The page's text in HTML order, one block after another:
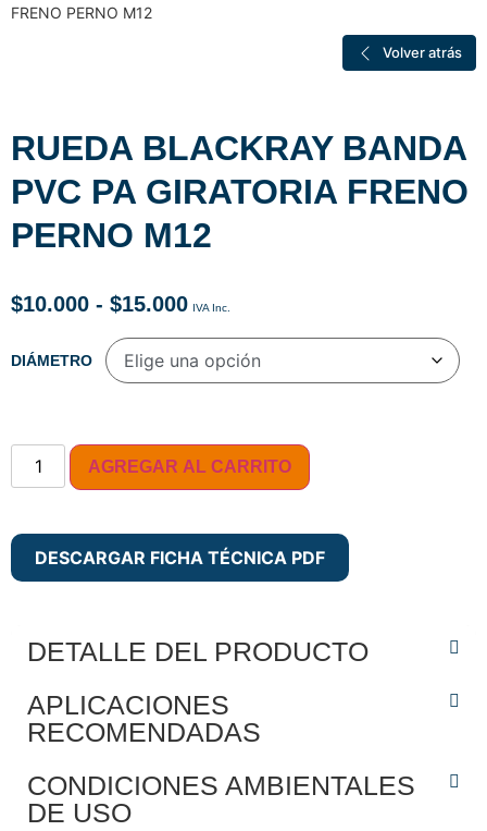
FRENO PERNO M12
Volver atrás
RUEDA BLACKRAY BANDA
PVC PA GIRATORIA FRENO
PERNO M12
$10.000 - $15.000
DIÁMETRO
AGREGAR AL CARRITO
DESCARGAR FICHA TÉCNICA PDF
DETALLE DEL PRODUCTO
APLICACIONES
RECOMENDADAS
CONDICIONES AMBIENTALES
DE USO